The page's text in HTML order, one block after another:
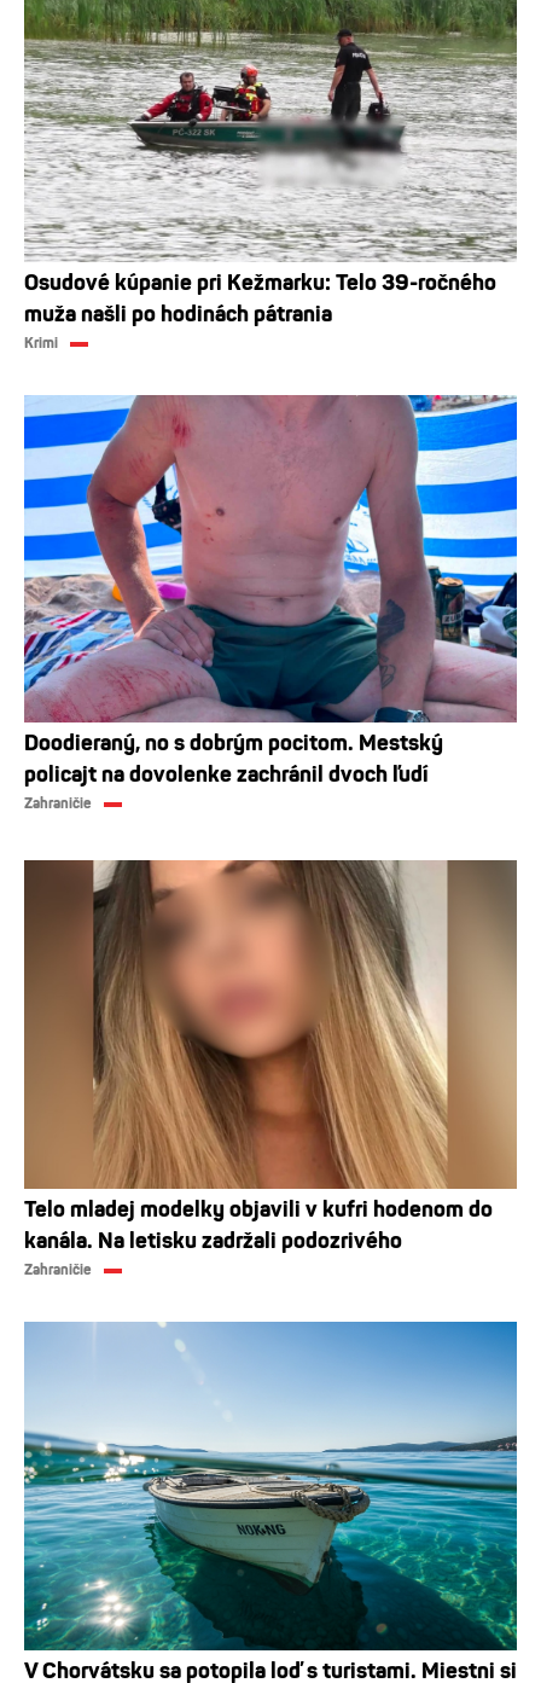
Osudové kúpanie pri Kežmarku: Telo 39-ročného
muža našli po hodinách pátrania
Krimi
Doodieraný, no s dobrým pocitom. Mestský
policajt na dovolenke zachránil dvoch ľudí
Zahraničie
Telo mladej modelky objavili v kufri hodenom do
kanála. Na letisku zadržali podozrivého
Zahraničie
V Chorvátsku sa potopila loď s turistami. Miestni si